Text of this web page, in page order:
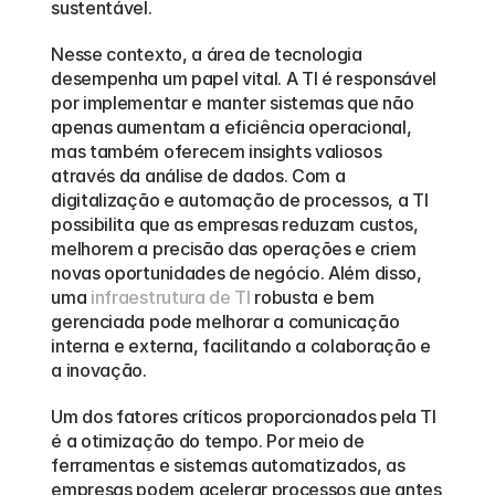
sustentável.
Nesse contexto, a área de tecnologia
desempenha um papel vital. A TI é responsável
por implementar e manter sistemas que não
apenas aumentam a eficiência operacional,
mas também oferecem insights valiosos
através da análise de dados. Com a
digitalização e automação de processos, a TI
possibilita que as empresas reduzam custos,
melhorem a precisão das operações e criem
novas oportunidades de negócio. Além disso,
uma infraestrutura de TI robusta e bem
gerenciada pode melhorar a comunicação
interna e externa, facilitando a colaboração e
a inovação.
Um dos fatores críticos proporcionados pela TI
é a otimização do tempo. Por meio de
ferramentas e sistemas automatizados, as
empresas podem acelerar processos que antes